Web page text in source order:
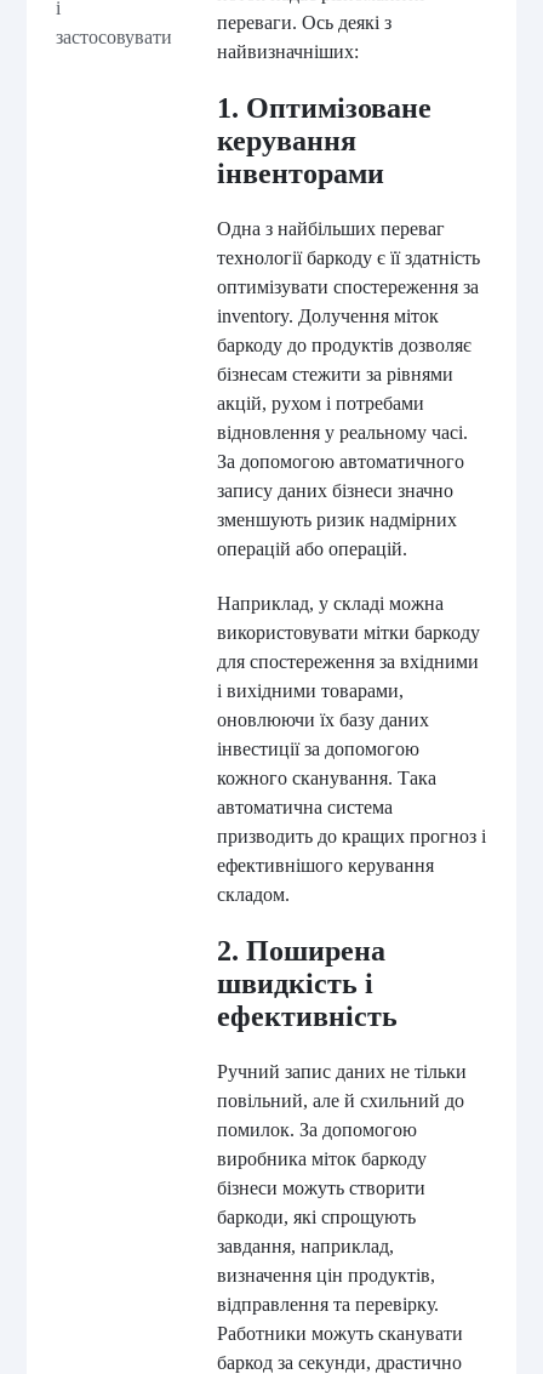
і
застосовувати
переваги. Ось деякі з
найвизначніших:
1. Оптимізоване
керування
інвенторами
Одна з найбільших переваг
технології баркоду є її здатність
оптимізувати спостереження за
inventory. Долучення міток
баркоду до продуктів дозволяє
бізнесам стежити за рівнями
акцій, рухом і потребами
відновлення у реальному часі.
За допомогою автоматичного
запису даних бізнеси значно
зменшують ризик надмірних
операцій або операцій.
Наприклад, у складі можна
використовувати мітки баркоду
для спостереження за вхідними
і вихідними товарами,
оновлюючи їх базу даних
інвестиції за допомогою
кожного сканування. Така
автоматична система
призводить до кращих прогноз і
ефективнішого керування
складом.
2. Поширена
швидкість і
ефективність
Ручний запис даних не тільки
повільний, але й схильний до
помилок. За допомогою
виробника міток баркоду
бізнеси можуть створити
баркоди, які спрощують
завдання, наприклад,
визначення цін продуктів,
відправлення та перевірку.
Работники можуть сканувати
баркод за секунди, драстично